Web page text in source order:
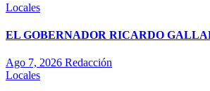
Locales
EL GOBERNADOR RICARDO
Ago 7, 2026 Redacción
Locales